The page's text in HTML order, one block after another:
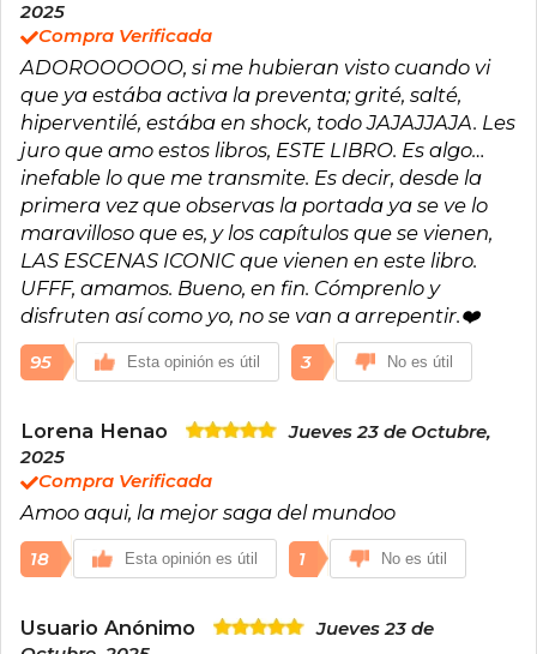
ambientación monárquica. Su formación en
Psicología ha enriquecido la profundidad y
complejidad de sus personajes.
2025
Compra Verificada
ADOROOOOOO, si me hubieran visto cuando vi
que ya estába activa la preventa; grité, salté,
hiperventilé, estába en shock, todo JAJAJJAJA. Les
juro que amo estos libros, ESTE LIBRO. Es algo…
inefable lo que me transmite. Es decir, desde la
primera vez que observas la portada ya se ve lo
maravilloso que es, y los capítulos que se vienen,
LAS ESCENAS ICONIC que vienen en este libro.
UFFF, amamos. Bueno, en fin. Cómprenlo y
disfruten así como yo, no se van a arrepentir.❤️‍
95 Esta opinión es útil 3 No es útil
Lorena Henao
Jueves 23 de Octubre,
2025
Compra Verificada
Amoo aqui, la mejor saga del mundoo
18 Esta opinión es útil 1 No es útil
Usuario Anónimo
Jueves 23 de